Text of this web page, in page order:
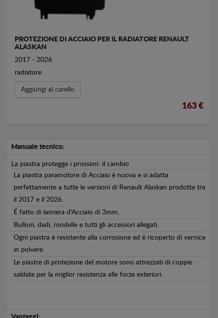
PROTEZIONE DI ACCIAIO PER IL RADIATORE RENAULT
ALASKAN
2017 - 2026
radiatore
Aggiungi al carello
163 €
Manuale tecnico:
La piastra protegge i prossimi: il cambio
La piastra paramotore di Acciaio è nuova e si adatta
perfettamente a tutte le versioni di Renault Alaskan prodotte tra
il 2017 e il 2026.
É fatto di lamiera d'Acciaio di 3mm.
Bulloni, dadi, rondelle e tutti gli accessori allegati
Ogni piastra è resistente alla corrosione ed è ricoperto di vernice
in polvere.
Le piastre di protezione del motore sono attrezzati di coppie
saldate per la miglior resistenza alle forze exteriori.